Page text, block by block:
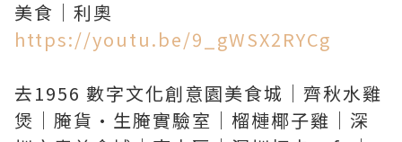
https://youtu.be/9_gWSX2RYCg
去1956 數字文化創意園美食城｜齊秋水雞
煲｜腌貨·生腌實驗室｜榴槤椰子雞｜深